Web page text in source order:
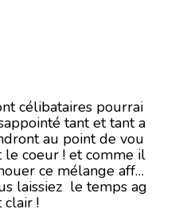
célibataires pourrai
tant et tant a
au point de vou
coeur ! et comme il
ce mélange affec
laissiez le temps ag
!